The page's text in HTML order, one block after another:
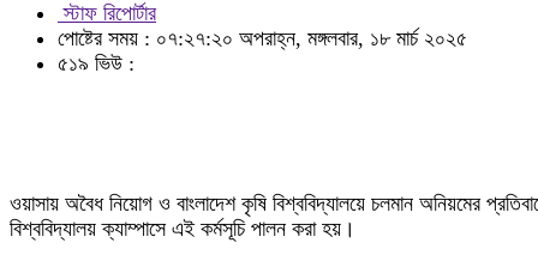
স্টাফ রিপোর্টার
পোষ্টের সময় : ০৭:২৭:২০ অপরাহ্ন, মঙ্গলবার, ১৮ মার্চ ২০২৫
৫১৯ ভিউ :
ওয়াসায় অবৈধ নিয়োগ ও বাংলাদেশ কৃষি বিশ্ববিদ্যালয়ে চলমান অনিয়মের
বিশ্ববিদ্যালয় ক্যাম্পাসে এই কর্মসূচি পালন করা হয়।